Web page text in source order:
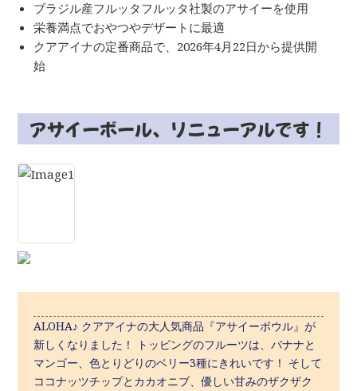
ブラジル産フルッタフルッタ社製のアサイーを使用
栄養満点でおやつやデザートに最適
クアアイナの定番商品で、2026年4月22日から提供開
始
アサイーボール、リニューアルです！
ALOHA♪ クアアイナの大人気商品『アサイーボウル』が
新しくなりました！ トッピングのフルーツは、バナナと
マンゴー、色とりどりのベリー3種にきれいです！ そして
ココナッツチップとカカオニブ、優しい甘みのザクザク